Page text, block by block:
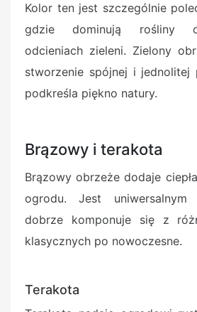
Kolor ten jest szczególnie
gdzie dominują rośliny
odcieniach zieleni. Zielony
stworzenie spójnej i jednolitej
podkreśla piękno natury.
Brązowy i terakota
Brązowy obrzeże dodaje
ogrodu. Jest
dobrze komponuje się z
klasycznych po nowoczesne.
Terakota